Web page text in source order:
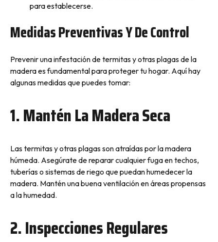
para establecerse.
Medidas Preventivas Y De Control
Prevenir una infestación de termitas y otras plagas de la
madera es fundamental para proteger tu hogar. Aquí hay
algunas medidas que puedes tomar:
1. Mantén La Madera Seca
Las termitas y otras plagas son atraídas por la madera
húmeda. Asegúrate de reparar cualquier fuga en techos,
tuberías o sistemas de riego que puedan humedecer la
madera. Mantén una buena ventilación en áreas propensas
a la humedad.
2. Inspecciones Regulares